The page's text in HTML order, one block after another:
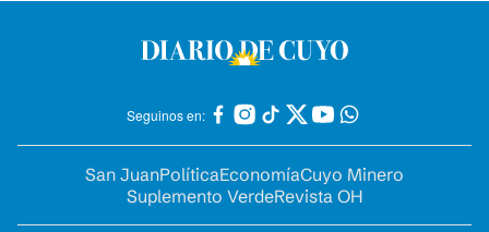
Seguinos en:
San JuanPolíticaEconomíaCuyo Minero
Suplemento VerdeRevista OH